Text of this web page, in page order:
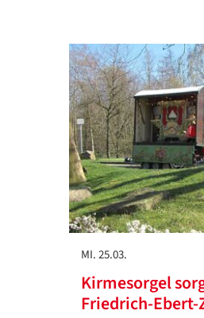
MI. 25.03.
Kirmesorgel
Friedrich-